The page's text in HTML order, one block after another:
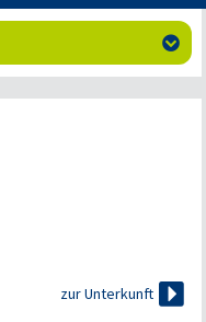

zur Unterkunft 